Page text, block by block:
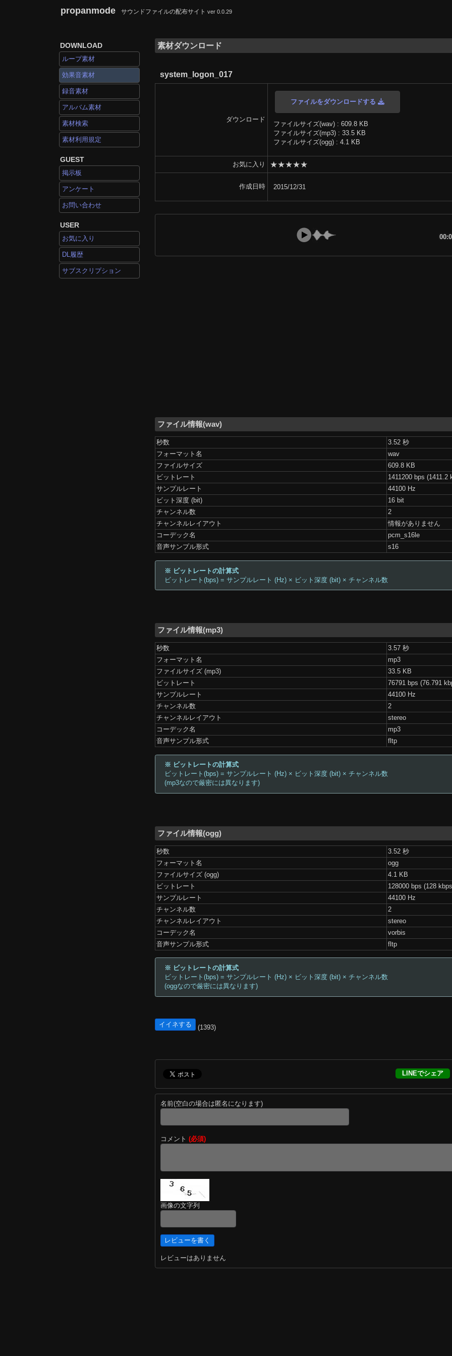
propanmode サウンドファイルの配布サイト ver 0.0.29
DOWNLOAD
ループ素材
効果音素材
録音素材
アルバム素材
素材検索
素材利用規定
GUEST
掲示板
アンケート
お問い合わせ
USER
お気に入り
DL履歴
サブスクリプション
素材ダウンロード
system_logon_017
ダウンロード
ファイルをダウンロードする
ファイルサイズ(wav) : 609.8 KB
ファイルサイズ(mp3) : 33.5 KB
ファイルサイズ(ogg) : 4.1 KB
お気に入り ★★★★★
作成日時 2015/12/31
ファイル情報(wav)
秒数
3.52 秒
フォーマット名
wav
ファイルサイズ
609.8 KB
ビットレート
1411200 bps (1411.2
サンプルレート
44100 Hz
ビット深度 (bit)
16 bit
チャンネル数
2
チャンネルレイアウト
情報がありません
コーデック名
pcm_s16le
音声サンプル形式
s16
※ ビットレートの計算式
ビットレート(bps) = サンプルレート (Hz) × ビット深度 (bit) × チャンネル数
ファイル情報(mp3)
秒数
3.57 秒
フォーマット名
mp3
ファイルサイズ (mp3)
33.5 KB
ビットレート
76791 bps (76.791
サンプルレート
44100 Hz
チャンネル数
2
チャンネルレイアウト
stereo
コーデック名
mp3
音声サンプル形式
fltp
※ ビットレートの計算式
ビットレート(bps) = サンプルレート (Hz) × ビット深度 (bit) × チャンネル数
(mp3なので厳密には異なります)
ファイル情報(ogg)
秒数
3.52 秒
フォーマット名
ogg
ファイルサイズ (ogg)
4.1 KB
ビットレート
128000 bps (128
サンプルレート
44100 Hz
チャンネル数
2
チャンネルレイアウト
stereo
コーデック名
vorbis
音声サンプル形式
fltp
※ ビットレートの計算式
ビットレート(bps) = サンプルレート (Hz) × ビット深度 (bit) × チャンネル数
(oggなので厳密には異なります)
イイネする (1393)
LINEでシェア
名前(空白の場合は匿名になります)
コメント (必須)
画像の文字列
レビューはありません